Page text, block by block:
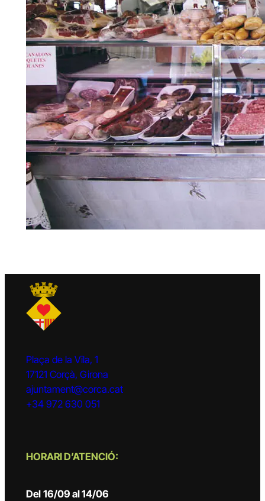
Plaça de la Vila, 1
17121 Corçà, Girona
ajuntament@corca.cat
+34 972 630 051
HORARI D’ATENCIÓ:
Del 16/09 al 14/06